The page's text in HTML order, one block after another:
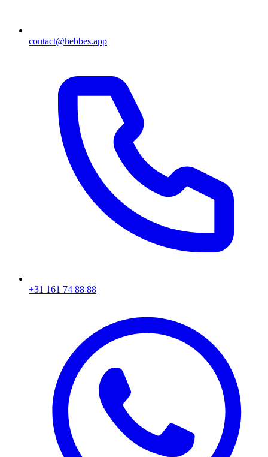
contact@hebbes.app
+31 161 74 88 88‬​​​​‌ ‍ ​‍​‍‌‍ ‌ ​‍‌‍‍‌‌‍‌ ‌‍‍‌‌‍ ‍​‍​‍​ ‍‍​‍​‍‌ ​ ‌‍​‌‌‍ ‍‌‍‍‌‌ ‌​‌ ‍‌​‍ ‍‌‍‍‌‌‍ ​‍​‍​‍ ​​‍​‍‌‍‍​‌ ​‍‌‍‌‌‌‍‌‍​‍​‍​ ‍‍​‍​‍‌‍‍​‌ ‌​‌ ‌​‌ ​​​ ‍‍​‍ ​‍ ‌‍ ​‌‍ ‌‍​ ‌‍​‌‌‍ ​‌‍‍​‌‍ ‌ ​ ‌ ‌​​ ‍‍​ ​ ​ ​ ​ ​ ​ ​ ​‍ ‌‍‍‌‌‍ ‍‌ ‌​‌‍‌‌‌‍ ‍‌ ‌​​‍ ‌‍‌‌‌‍‌​‌‍‍‌‌ ‌​​‍ ‌‍ ‌‌‍ ‌‍‌​‌‍‌‌​ ‌‌ ​​‌ ​‍‌‍‌‌‌ ​ ‌‍‌‌‌‍ ‍‌ ‌​‌‍​‌‌ ‌​‌‍‍‌‌‍ ‌‍ ‍​ ‍ ‌‍‍‌‌‍‌​​ ‌‌‍‌ ‌‍ ​‌‍ ‌‍​‍‌‍​‌‌‍ ​​ ‍ ‌ ‌​‌ ‍‌‌ ​​‌‍‌‌​ ‌‌‍‌ ‌‍ ​‌‍ ‌‍​‍‌‍​‌‌‍ ​​ ‍ ‌ ​​‌‍​‌‌ ‌​‌‍‍​​ ‌‌‍​ ‌‍ ‌‍ ‍‌ ‌​‌‍​‌‌‍​ ‌ ‌​​‍ ‍‌ ​​‌‍‍​‌‍ ‌‍ ‍‌‍‌‌​ ‌‍​‍‌‍​‌‌ ​ ‌‍‌‌‌‌‌‌‌ ​‍‌‍ ​​ ‌‌‍‍​‌ ‌​‌ ‌​‌ ​​​‍‌‌​ ​ ‌​​‌​‍‌‌​ ​‍‌​‌‍​‍‌‌​ ​‍‌​‌‍‌‍ ​‌‍ ‌‍​ ‌‍​‌‌‍ ​‌‍‍​‌‍ ‌ ​ ‌ ‌​​‍‌‌​ ​ ‌​​‌​ ​ ​ ​ ​ ​ ​ ​ ​‍‌‍‌‍‍‌‌‍‌​​ ‌‌‍‌ ‌‍ ​‌‍ ‌‍​‍‌‍​‌‌‍ ​​‍‌‍‌ ‌​‌ ‍‌‌ ​​‌‍‌‌​ ‌‌‍‌ ‌‍ ​‌‍ ‌‍​‍‌‍​‌‌‍ ​​‍‌‍‌ ​​‌‍​‌‌ ‌​‌‍‍​​ ‌‌‍​ ‌‍ ‌‍ ‍‌ ‌​‌‍​‌‌‍​ ‌ ‌​​‍ ‍‌ ​​‌‍‍​‌‍ ‌‍ ‍‌‍‌‌​‍‌‍‌ ​​‌‍‌‌‌ ​‍‌ ​ ‌ ​​‌‍‌‌‌‍​ ‌ ‌​‌‍‍‌‌ ‌‍‌‍‌‌​ ‌‌ ​​‌ ‌‌‌‍​‍‌‍ ​‌‍‍‌‌ ​ ‌‍‍​‌‍‌‌‌‍‌​​‍​‍‌ ‌